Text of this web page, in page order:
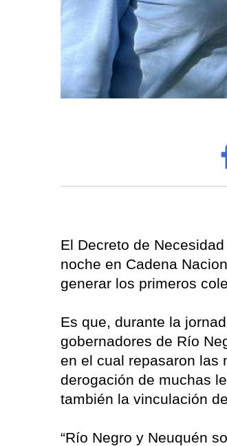
El Decreto de
noche en Cadena
generar los primeros
Es que, durante la
gobernadores de Río
en el cual repasaron las
derogación de muchas
también la vinculación
“Río Negro y Neuquén